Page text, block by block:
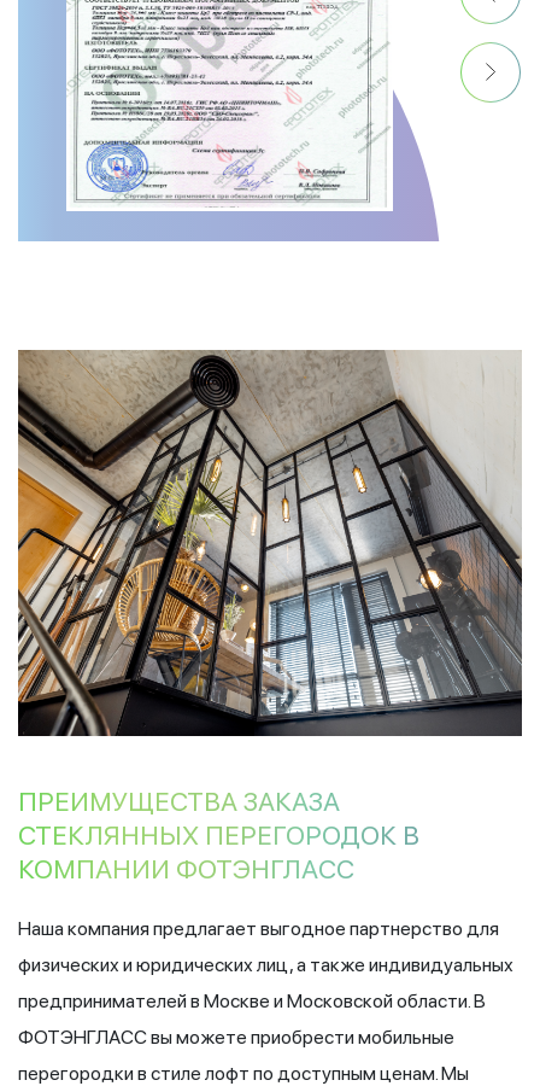
ПРЕИМУЩЕСТВА ЗАКАЗА
СТЕКЛЯННЫХ ПЕРЕГОРОДОК В
КОМПАНИИ ФОТЭНГЛАСС
Наша компания предлагает выгодное партнерство для
физических и юридических лиц, а также индивидуальных
предпринимателей в Москве и Московской области. В
ФОТЭНГЛАСС вы можете приобрести мобильные
перегородки в стиле лофт по доступным ценам. Мы